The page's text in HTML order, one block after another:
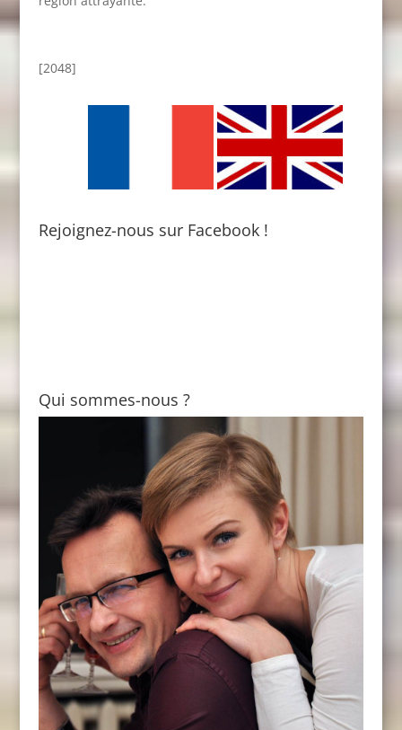
[2048]
Rejoignez-nous sur Facebook !
Qui sommes-nous ?